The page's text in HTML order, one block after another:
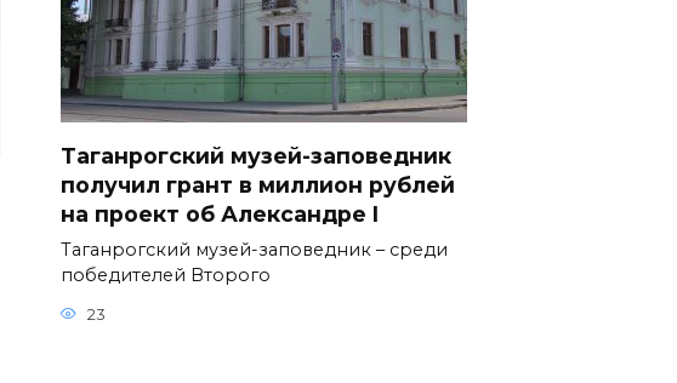
Таганрогский музей-заповедник
получил грант в миллион рублей
на проект об Александре I
Таганрогский музей-заповедник – среди
победителей Второго
23